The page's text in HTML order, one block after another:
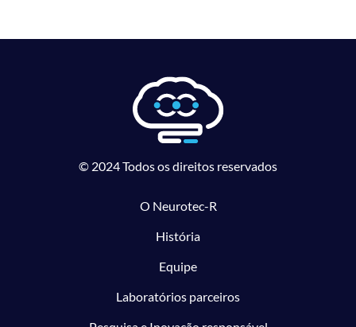
© 2024 Todos os direitos reservados
O Neurotec-R
História
Equipe
Laboratórios parceiros